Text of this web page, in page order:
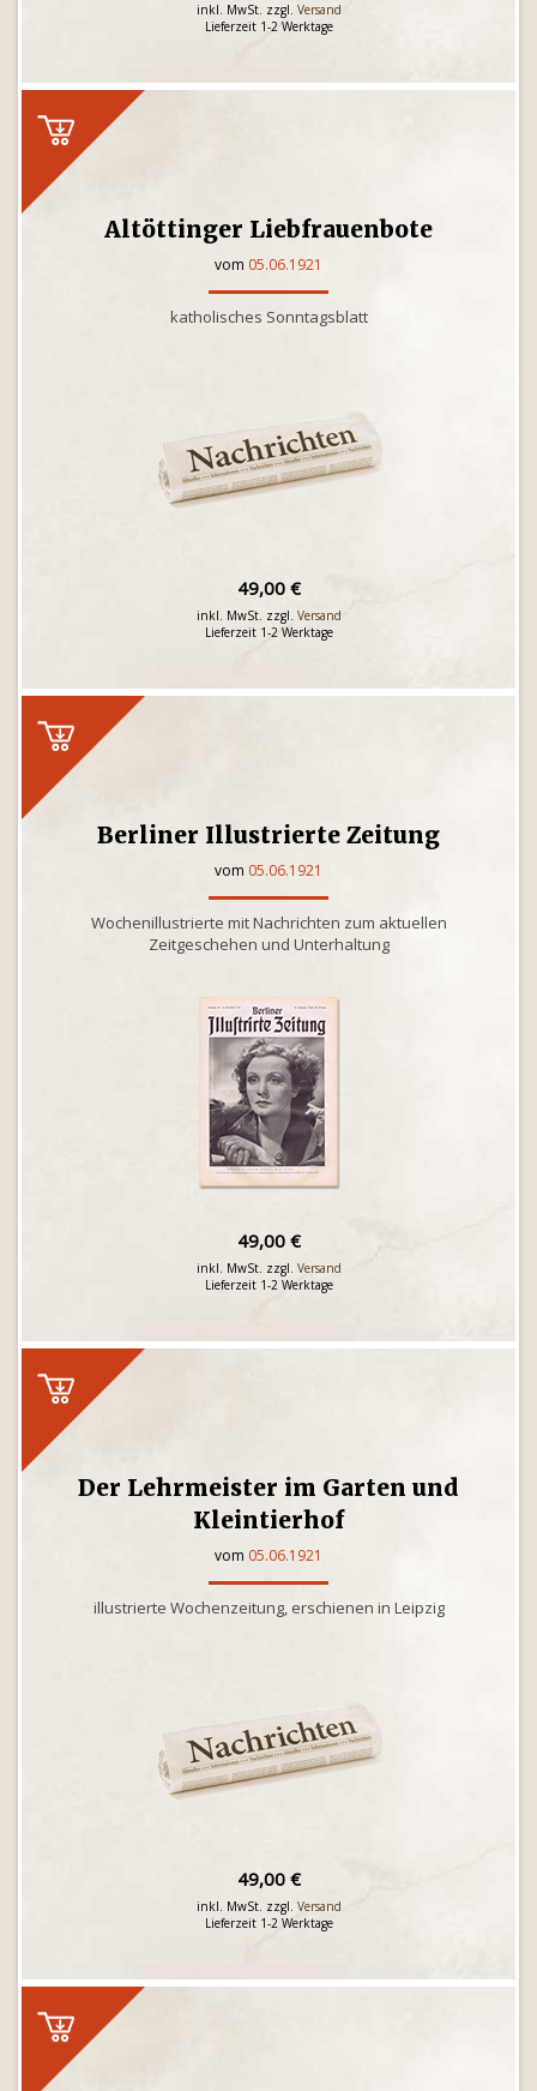
inkl. MwSt. zzgl. Versand
Lieferzeit 1-2 Werktage
Altöttinger Liebfrauenbote
vom 05.06.1921
katholisches Sonntagsblatt
49,00 €
inkl. MwSt. zzgl. Versand
Lieferzeit 1-2 Werktage
Berliner Illustrierte Zeitung
vom 05.06.1921
Wochenillustrierte mit Nachrichten zum aktuellen
Zeitgeschehen und Unterhaltung
49,00 €
inkl. MwSt. zzgl. Versand
Lieferzeit 1-2 Werktage
Der Lehrmeister im Garten und
Kleintierhof
vom 05.06.1921
illustrierte Wochenzeitung, erschienen in Leipzig
49,00 €
inkl. MwSt. zzgl. Versand
Lieferzeit 1-2 Werktage